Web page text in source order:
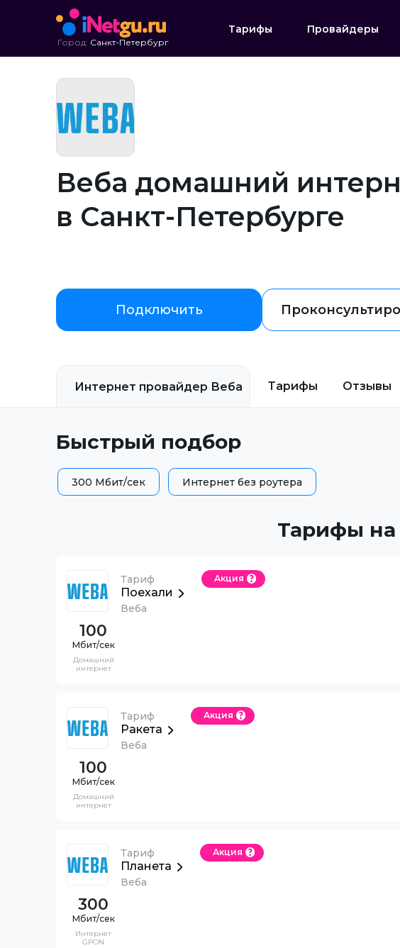
Город: Санкт-Петербург
Тарифы Провайдеры
Веба домашний
в Санкт-Петербурге
Подключить
Интернет провайдер Веба Тарифы Отзывы
Быстрый подбор
300 Мбит/сек Интернет без роутера
Тарифы
Тариф
Поехали
Веба
Акция
100
Домашний
интернет
Тариф
Ракета
Веба
Акция
100
Домашний
интернет
Тариф
Планета
Веба
Акция
300
Интернет
GPON